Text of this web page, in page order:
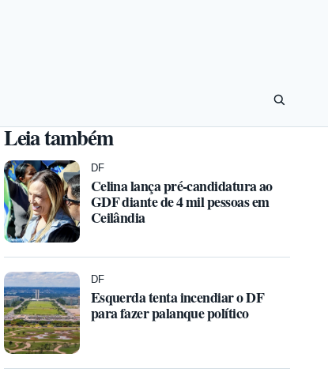
Leia também
DF
Celina lança pré-candidatura ao
GDF diante de 4 mil pessoas em
Ceilândia
DF
Esquerda tenta incendiar o DF
para fazer palanque político